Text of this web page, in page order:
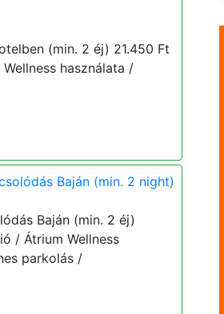
(min. 2 éj) 21.450 Ft
használata /
Baján (min. 2 night)
Baján (min. 2 éj)
/ Átrium Wellness
parkolás /